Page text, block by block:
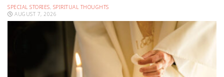
SPECIAL STORIES, SPIRITUAL THOUGHTS
AUGUST 7, 2026